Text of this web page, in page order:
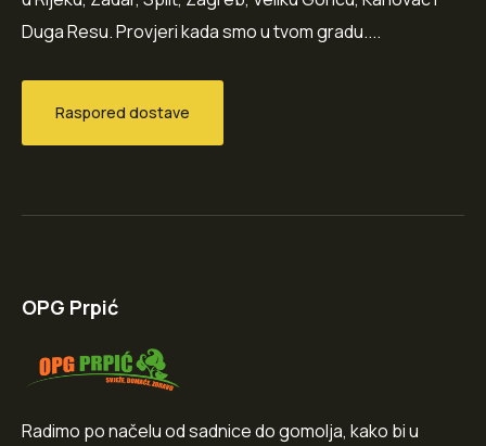
Duga Resu. Provjeri kada smo u tvom gradu....
Raspored dostave
OPG Prpić
Radimo po načelu od sadnice do gomolja, kako bi u